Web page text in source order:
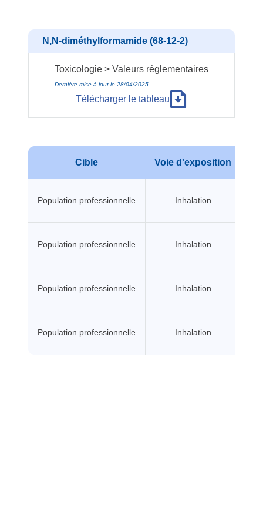
N,N-diméthylformamide (68-12-2)
Toxicologie > Valeurs réglementaires
Dernière mise à jour le 28/04/2025
Télécharger le tableau
Cible Voie d'exposition
Population professionnelle Inhalation
Population professionnelle Inhalation
Population professionnelle Inhalation
Population professionnelle Inhalation